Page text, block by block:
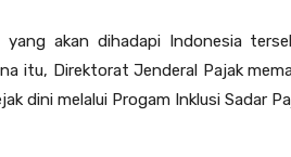
akan dihadapi Indonesia
itu, Direktorat Jenderal Pajak
dini melalui Progam Inklusi Sadar